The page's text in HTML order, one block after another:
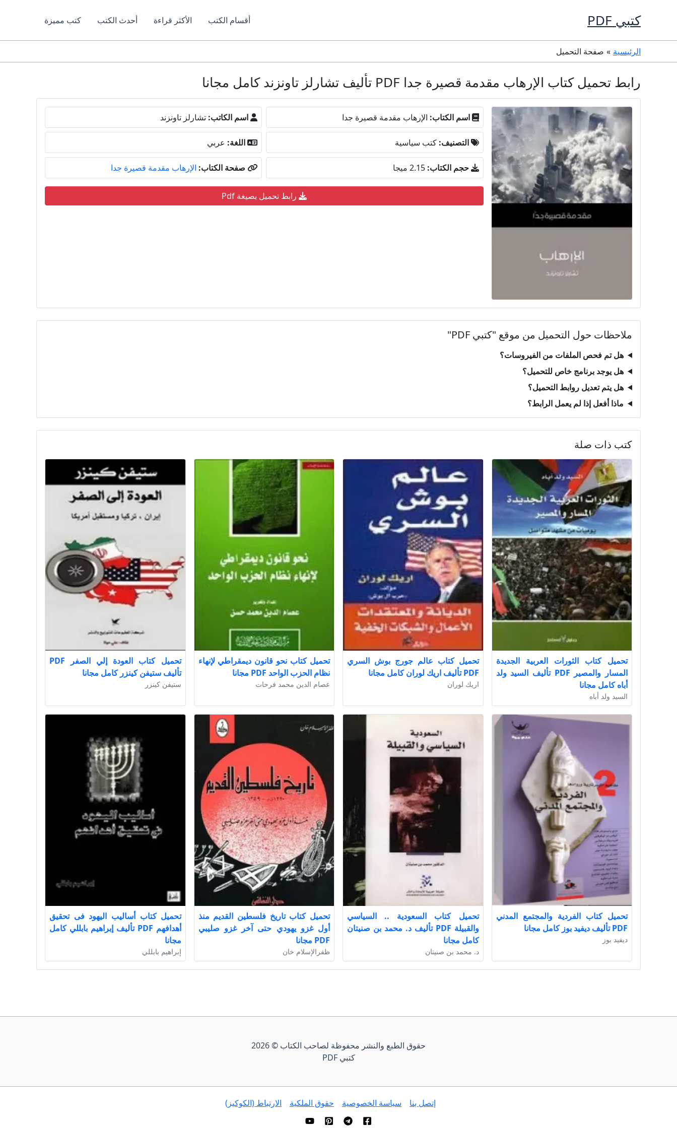
كتبي PDF أقسام الكتب الأكثر قراءة أحدث الكتب كتب مميزة
الرئيسية صفحة التحميل
رابط تحميل كتاب الإرهاب مقدمة قصيرة جدا PDF تأليف تشارلز تاونزند كامل مجانا
اسم الكتاب: الإرهاب مقدمة قصيرة جدا اسم الكاتب: تشارلز تاونزند
التصنيف: كتب سياسية اللغة: عربي
حجم الكتاب: 2.15 ميجا صفحة الكتاب: الإرهاب مقدمة قصيرة جدا
رابط تحميل بصيغة Pdf
ملاحظات حول التحميل من موقع "كتبي PDF"
هل تم فحص الملفات من الفيروسات؟
هل يوجد برنامج خاص للتحميل؟
هل يتم تعديل روابط التحميل؟
ماذا أفعل إذا لم يعمل الرابط؟
كتب ذات صلة
تحميل كتاب الثورات العربية الجديدة
المسار والمصير PDF تأليف السيد ولد
أباه كامل مجانا
السيد ولد أباه
تحميل كتاب عالم جورج بوش السري
PDF تأليف اريك لوران كامل مجانا
اريك لوران
تحميل كتاب نحو قانون ديمقراطي لإنهاء
نظام الحزب الواحد PDF مجانا
عصام الدين محمد فرحات
تحميل كتاب العودة إلي الصفر PDF
تأليف ستيفن كينزر كامل مجانا
ستيفن كينزر
تحميل كتاب الفردية والمجتمع المدني
PDF تأليف ديفيد بوز كامل مجانا
ديفيد بوز
تحميل كتاب السعودية .. السياسي
والقبيلة PDF تأليف د. محمد بن صنيتان
كامل مجانا
د. محمد بن صنيتان
تحميل كتاب تاريخ فلسطين القديم منذ
أول غزو يهودي حتى آخر غزو صليبي
PDF مجانا
ظفرالإسلام خان
تحميل كتاب أساليب اليهود فى تحقيق
أهدافهم PDF تأليف إبراهيم بابللي كامل
مجانا
إبراهيم بابللي
حقوق الطبع والنشر محفوظة لصاحب الكتاب © 2026
كتبي PDF
إتصل بنا سياسة الخصوصية حقوق الملكية الارتباط (الكوكيز)